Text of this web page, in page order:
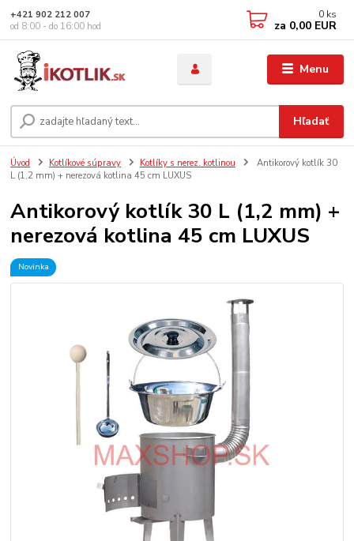
Menu
Hľadať
+421 902 212 007
od 8:00 - do 16:00 hod
0 ks
za 0,00 EUR
Úvod Kotlíkové súpravy Kotlíky s nerez. kotlinou
Antikorový kotlík 30
L (1,2 mm) + nerezová kotlina 45 cm LUXUS
Antikorový kotlík 30 L (1,2 mm) +
nerezová kotlina 45 cm LUXUS
Novinka